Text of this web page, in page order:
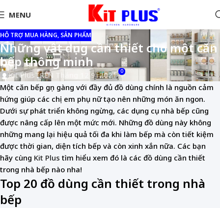
MENU
HỖ TRỢ MUA HÀNG, SẢN PHẨM
Những vật dụng cần thiết cho một căn
bếp thông minh
Kit PlusTRÊN Tháng 12 9, 2021 0
Một căn bếp gọn gàng với đầy đủ đồ dùng chính là nguồn cảm
hứng giúp các chị em phụ nữ tạo nên những món ăn ngon.
Dưới sự phát triển không ngừng, các dụng cụ nhà bếp cũng
được nâng cấp lên một mức mới. Những đồ dùng này không
những mang lại hiệu quả tối đa khi làm bếp mà còn tiết kiệm
được thời gian, diện tích bếp và còn xinh xắn nữa. Các bạn
hãy cùng Kit Plus tìm hiểu xem đó là các đồ dùng cần thiết
trong nhà bếp nào nha!
Top 20 đồ dùng cần thiết trong nhà
bếp